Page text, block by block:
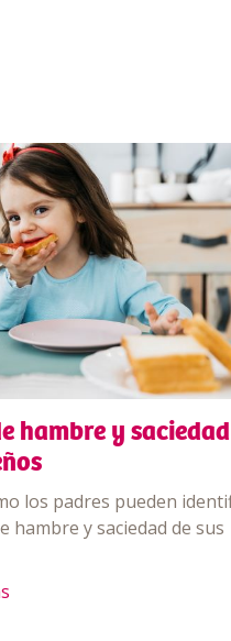
hambre y
los padres pueden
hambre y saciedad de sus